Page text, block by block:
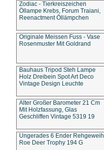
Zodiac - Tierkreiszeichen
Öllampe Krebs, Forum Traiani,
Reenactment Öllämpchen
Originale Meissen Fuss - Vase
Rosenmuster Mit Goldrand
Bauhaus Tripod Steh Lampe
Holz Dreibein Spot Art Deco
Vintage Design Leuchte
Alter Großer Barometer 21 Cm
Mit Holzfassung, Glas
Geschliffen Vintage 5319 19
Ungerades 6 Ender Rehgeweih
Roe Deer Trophy 194 G